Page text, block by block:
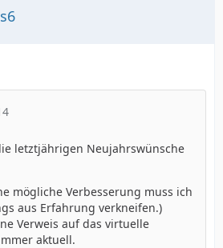
letztjährigen Neujahrswünsche
mögliche Verbesserung muss ich
aus Erfahrung verkneifen.)
Verweis auf das virtuelle
aktuell.